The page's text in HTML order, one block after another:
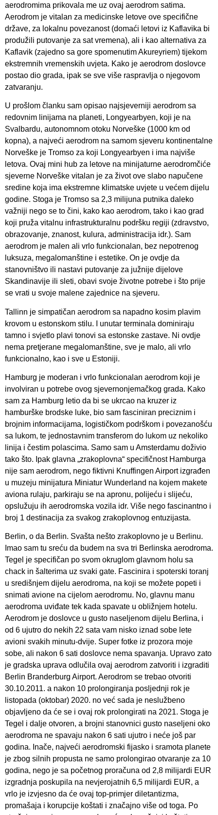
aerodromima prikovala me uz ovaj aerodrom satima.
Aerodrom je vitalan za medicinske letove ove specifične
države, za lokalnu povezanost (domaći letovi iz Kaflavika bi
produžili putovanje za sat vremena), ali i kao alternativa za
Kaflavik (zajedno sa gore spomenutim Akureyriem) tijekom
ekstremnih vremenskih uvjeta. Kako je aerodrom doslovce
postao dio grada, ipak se sve više raspravlja o njegovom
zatvaranju.
U prošlom članku sam opisao najsjeverniji aerodrom sa
redovnim linijama na planeti, Longyearbyen, koji je na
Svalbardu, autonomnom otoku Norveške (1000 km od
kopna), a najveći aerodrom na samom sjeveru kontinentalne
Norveške je Tromso za koji Longyearbyen i ima najviše
letova. Ovaj mini hub za letove na minijaturne aerodromčiće
sjeverne Norveške vitalan je za život ove slabo napučene
sredine koja ima ekstremne klimatske uvjete u većem dijelu
godine. Stoga je Tromso sa 2,3 milijuna putnika daleko
važniji nego se to čini, kako kao aerodrom, tako i kao grad
koji pruža vitalnu infrastrukturalnu podršku regiji (zdravstvo,
obrazovanje, znanost, kulura, administracija idr.). Sam
aerodrom je malen ali vrlo funkcionalan, bez nepotrenog
luksuza, megalomanštine i estetike. On je ovdje da
stanovništvo ili nastavi putovanje za južnije dijelove
Skandinavije ili sleti, obavi svoje životne potrebe i što prije
se vrati u svoje malene zajednice na sjeveru.
Tallinn je simpatičan aerodrom sa napadno kosim plavim
krovom u estonskom stilu. I unutar terminala dominiraju
tamno i svjetlo plavi tonovi sa estonske zastave. Ni ovdje
nema pretjerane megalomanštine, sve je malo, ali vrlo
funkcionalno, kao i sve u Estoniji.
Hamburg je moderan i vrlo funkcionalan aerodrom koji je
involviran u potrebe ovog sjevernonjemačkog grada. Kako
sam za Hamburg letio da bi se ukrcao na kruzer iz
hamburške brodske luke, bio sam fasciniran preciznim i
brojnim informacijama, logističkom podrškom i povezanošću
sa lukom, te jednostavnim transferom do lukom uz nekoliko
linija i čestim polascima. Samo sam u Amsterdamu doživio
tako što. Ipak glavna „zrakoplovna“ specifičnost Hamburga
nije sam aerodrom, nego fiktivni Knuffingen Airport izgrađen
u muzeju minijatura Miniatur Wunderland na kojem makete
aviona rulaju, parkiraju se na apronu, polijeću i slijeću,
opslužuju ih aerodromska vozila idr. Više nego fascinantno i
broj 1 destinacija za svakog zrakoplovnog entuzijasta.
Berlin, o da Berlin. Svašta nešto zrakoplovno je u Berlinu.
Imao sam tu sreću da budem na sva tri Berlinska aerodroma.
Tegel je specifičan po svom okruglom glavnom holu sa
chack in šalterima uz svaki gate. Fascinira i spoterski toranj
u središnjem dijelu aerodroma, na koji se možete popeti i
snimati avione na cijelom aerodromu. No, glavnu manu
aerodroma uviđate tek kada spavate u obližnjem hotelu.
Aerodrom je doslovce u gusto naseljenom dijelu Berlina, i
od 6 ujutro do nekih 22 sata vam nisko iznad sobe lete
avioni svakih minutu-dvije. Super fotke iz prozora moje
sobe, ali nakon 6 sati doslovce nema spavanja. Upravo zato
je gradska uprava odlučila ovaj aerodrom zatvoriti i izgraditi
Berlin Branderburg Airport. Aerodrom se trebao otvoriti
30.10.2011. a nakon 10 prolongiranja posljednji rok je
listopada (oktobar) 2020. no već sada je neslužbeno
objavljeno da će se i ovaj rok prolongirati na 2021. Stoga je
Tegel i dalje otvoren, a brojni stanovnici gusto naseljeni oko
aerodroma ne spavaju nakon 6 sati ujutro i neće još par
godina. Inače, najveći aerodromski fijasko i sramota planete
je zbog silnih propusta ne samo prolongirao otvaranje za 10
godina, nego je sa početnog proračuna od 2,8 milijardi EUR
izgradnja poskupila na nevjerojatnih 6,5 milijardi EUR, a
vrlo je izvjesno da će ovaj top-primjer diletantizma,
promašaja i korupcije koštati i značajno više od toga. Po